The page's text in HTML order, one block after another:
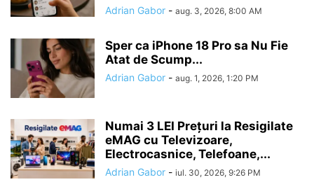
Adrian Gabor - aug. 3, 2026, 8:00 AM
Sper ca iPhone 18 Pro sa Nu Fie
Atat de Scump...
Adrian Gabor - aug. 1, 2026, 1:20 PM
Numai 3 LEI Prețuri la Resigilate
eMAG cu Televizoare,
Electrocasnice, Telefoane,...
Adrian Gabor - iul. 30, 2026, 9:26 PM